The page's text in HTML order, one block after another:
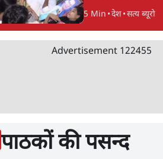
5 Min •देश•सत्य ब्यूरो
Advertisement 122455
पाठकों की पसन्द